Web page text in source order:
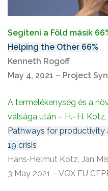
Segíteni a Föld másik
Helping the Other 66%
Kenneth Rogoff
May 4, 2021 – Project
A termelékenység és a
válsága után – H.‐ H.
Pathways for
19 crisis
Hans‐Helmut Kotz, Jan
3 May 2021 – VOX EU